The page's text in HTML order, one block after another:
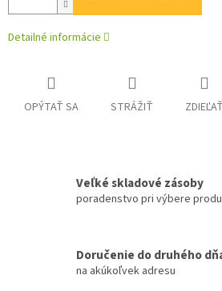
Detailné informácie
OPÝTAŤ SA STRÁŽIŤ ZDIEĽAŤ
Veľké skladové zásoby
poradenstvo pri výbere
Doručenie do druhého
na akúkoľvek adresu